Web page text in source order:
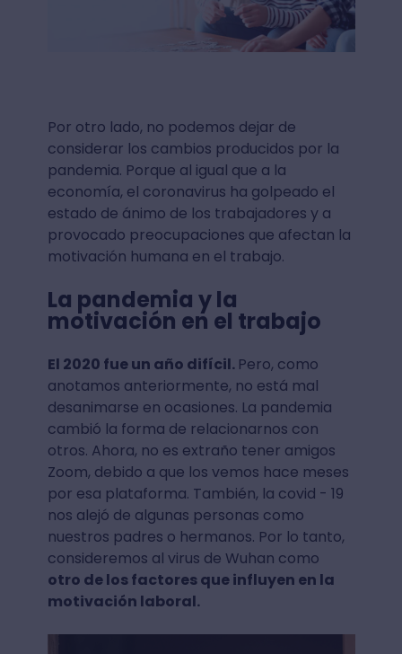
Por otro lado, no podemos dejar de
considerar los cambios producidos por la
pandemia. Porque al igual que a la
economía, el coronavirus ha golpeado el
estado de ánimo de los trabajadores y a
provocado preocupaciones que afectan la
motivación humana en el trabajo.
La pandemia y la
motivación en el trabajo
El 2020 fue un año difícil. Pero, como
anotamos anteriormente, no está mal
desanimarse en ocasiones. La pandemia
cambió la forma de relacionarnos con
otros. Ahora, no es extraño tener amigos
Zoom, debido a que los vemos hace meses
por esa plataforma. También, la covid - 19
nos alejó de algunas personas como
nuestros padres o hermanos. Por lo tanto,
consideremos al virus de Wuhan como
otro de los factores que influyen en la
motivación laboral.